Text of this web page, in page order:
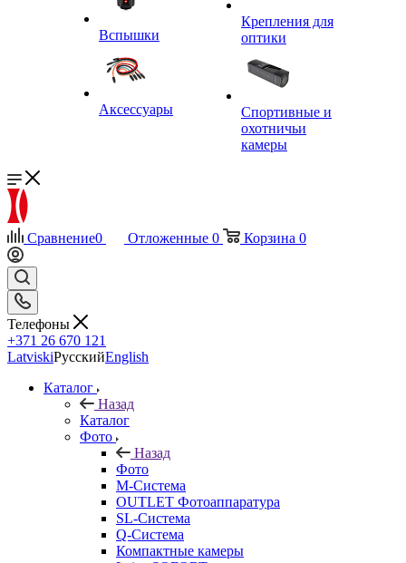
Вспышки
Аксессуары
Крепления для
оптики
Спортивные и
охотничьи
камеры
Сравнение0 Отложенные 0 Корзина 0
Телефоны
+371 26 670 121
LatviskiРусскийEnglish
Каталог
Назад
Каталог
Фото
Назад
Фото
M-Система
OUTLET Фотоаппаратура
SL-Система
Q-Cистема
Компактные камеры